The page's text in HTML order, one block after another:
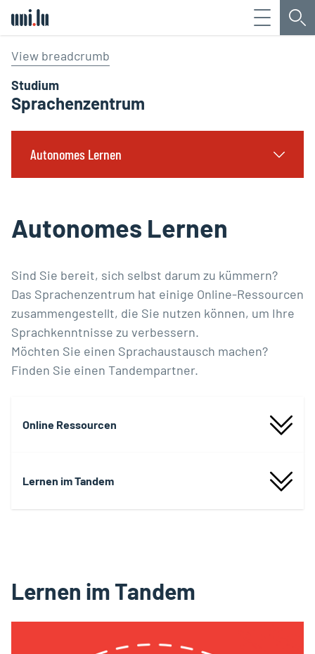
Menü
View breadcrumb
Studium
Sprachenzentrum
Autonomes Lernen
Autonomes Lernen
Sind Sie bereit, sich selbst darum zu kümmern?
Das Sprachenzentrum hat einige Online-Ressourcen
zusammengestellt, die Sie nutzen können, um Ihre
Sprachkenntnisse zu verbessern.
Möchten Sie einen Sprachaustausch machen?
Finden Sie einen Tandempartner.
Online Ressourcen
Lernen im Tandem
Lernen im Tandem